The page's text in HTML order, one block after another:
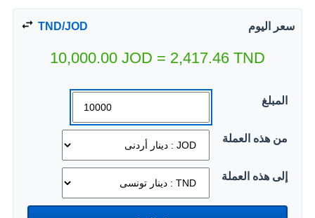
سعر اليوم TND/JOD
10,000.00 JOD = 2,417.46 TND
المبلغ
من هذه العملة
إلى هذه العملة